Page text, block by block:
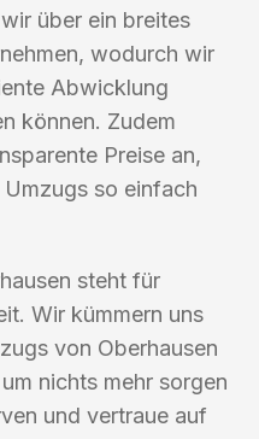
über ein breites
wodurch wir
Abwicklung
können. Zudem
Preise an,
so einfach
steht für
Wir kümmern uns
von Oberhausen
nichts mehr sorgen
und vertraue auf